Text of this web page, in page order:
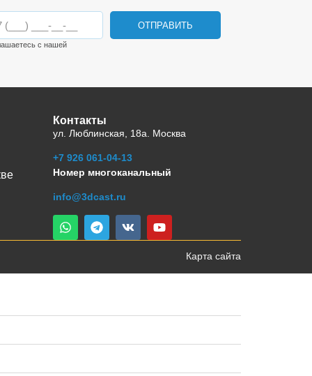
ОТПРАВИТЬ
с нашей
Контакты
ул. Люблинская, 18а. Москва
+7 926 061-04-13
Номер многоканальный
info@3dcast.ru
Карта сайта